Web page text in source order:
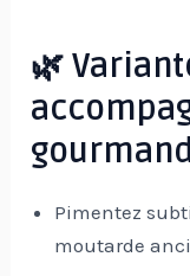
🌿
Pimentez
moutarde